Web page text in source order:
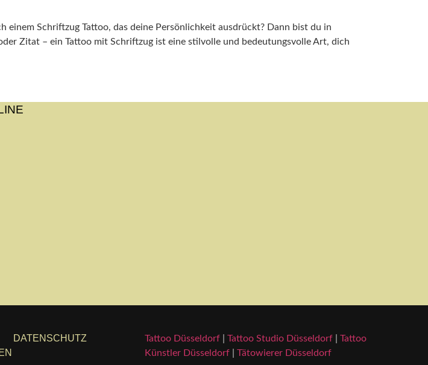
Schriftzug Tattoo, das deine Persönlichkeit ausdrückt? Dann bist du in
Zitat – ein Tattoo mit Schriftzug ist eine stilvolle und bedeutungsvolle Art, dich
DATENSCHUTZ
Tattoo Düsseldorf| Tattoo Studio Düsseldorf| Tattoo
Künstler Düsseldorf| Tätowierer Düsseldorf